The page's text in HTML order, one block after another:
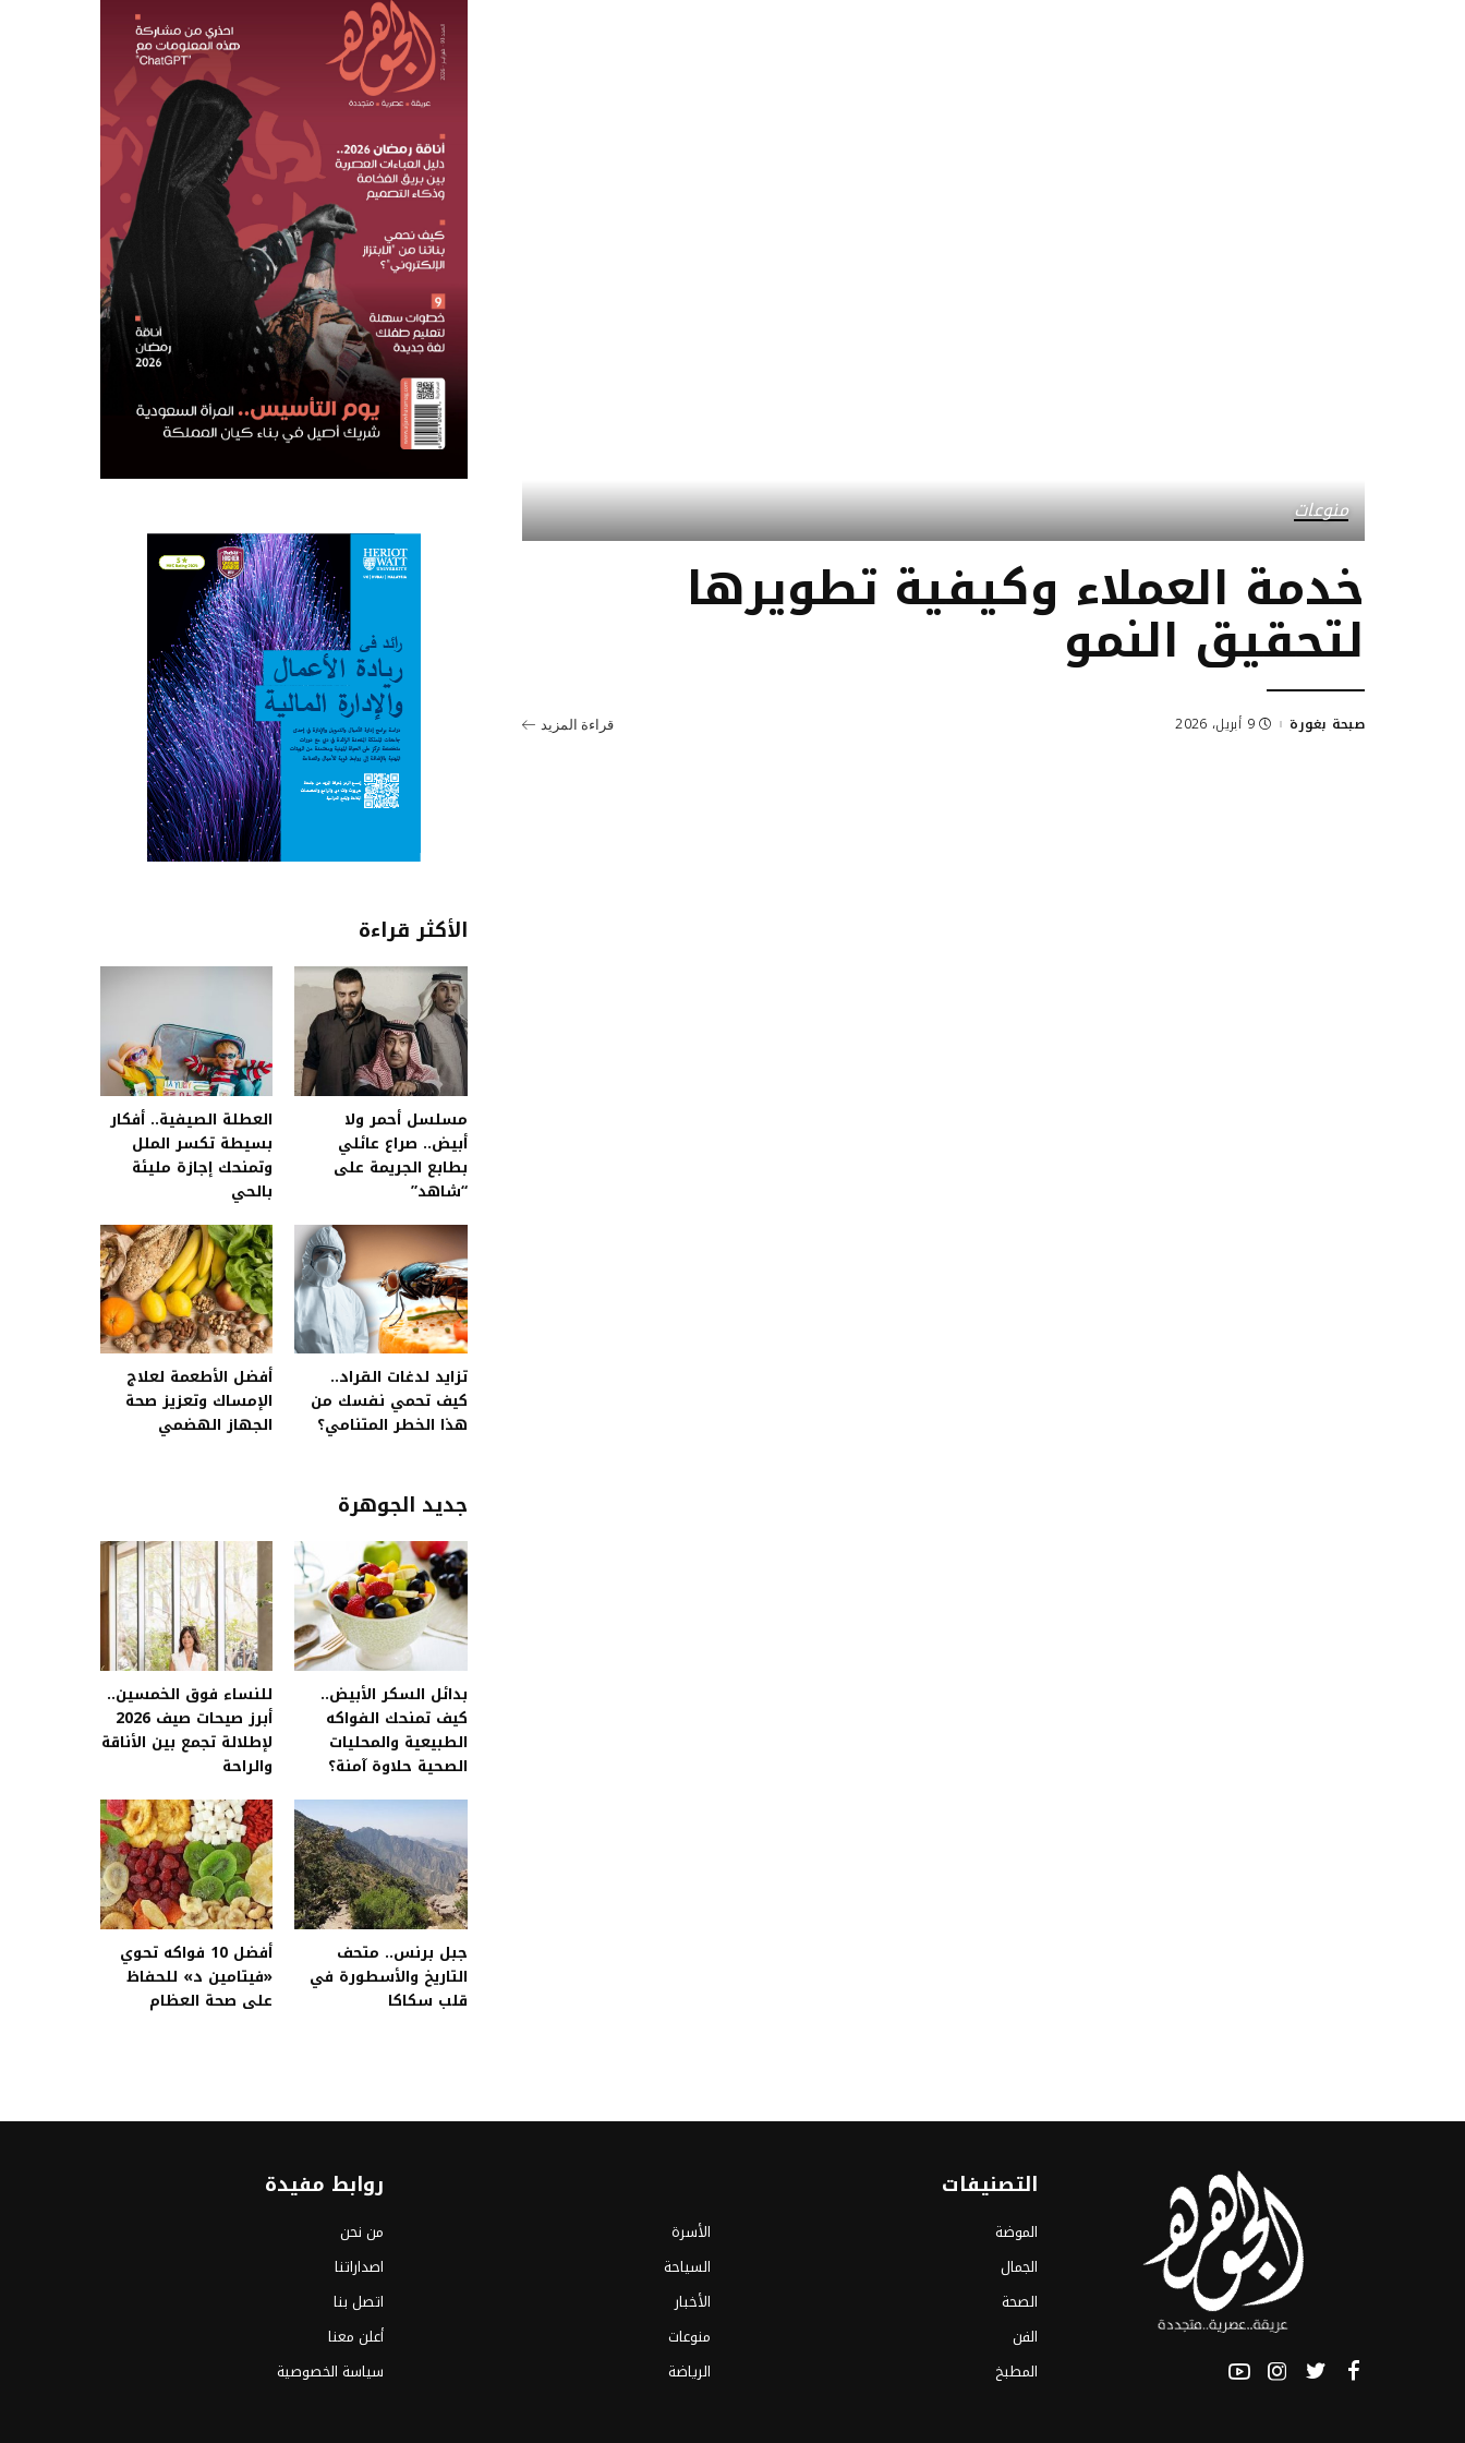
منوعات
خدمة العملاء وكيفية تطويرها
لتحقيق النمو
صبحة بغورة 9 أبريل، 2026 قراءة المزيد
الأكثر قراءة
مسلسل أحمر ولا
أبيض.. صراع عائلي
بطابع الجريمة على
“شاهد”
العطلة الصيفية.. أفكار
بسيطة تكسر الملل
وتمنحك إجازة مليئة
بالحي
تزايد لدغات القراد..
كيف تحمي نفسك من
هذا الخطر المتنامي؟
أفضل الأطعمة لعلاج
الإمساك وتعزيز صحة
الجهاز الهضمي
جديد الجوهرة
بدائل السكر الأبيض..
كيف تمنحك الفواكه
الطبيعية والمحليات
الصحية حلاوة آمنة؟
للنساء فوق الخمسين..
أبرز صيحات صيف 2026
لإطلالة تجمع بين الأناقة
والراحة
جبل برنس.. متحف
التاريخ والأسطورة في
قلب سكاكا
أفضل 10 فواكه تحوي
«فيتامين د» للحفاظ
على صحة العظام
التصنيفات
الموضة
الجمال
الصحة
الفن
المطبخ
الأسرة
السياحة
الأخبار
منوعات
الرياضة
روابط مفيدة
من نحن
اصداراتنا
اتصل بنا
أعلن معنا
سياسة الخصوصية